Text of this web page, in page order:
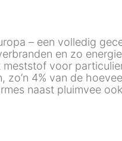
– een volledig
en zo
voor
zo’n 4% van de
naast pluimvee